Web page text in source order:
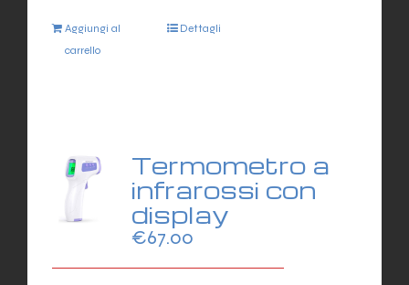
Aggiungi al
carrello
Dettagli
Termometro a
infrarossi con
display
€67.00